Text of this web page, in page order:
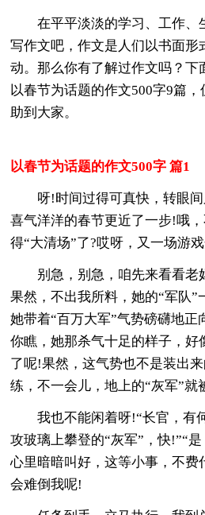
在平平淡淡的学习、工作、
写作文吧，作文是人们以书面形
动。那么你有了解过作文吗？下
以春节为话题的作文500字9篇
助到大家。
以春节为话题的作文500字 篇1
呀!时间过得可真快，转眼
喜气洋洋的春节更近了一步!哦
得“大清场”了?哎呀，又一场游
别急，别急，咱先来看看老
果然，不出我所料，她的“军队”
她带着“百万大军”气势磅礴地正
你瞧，她那杀气十足的样子，好
了呢!果然，这气势也不是装出
练，不一会儿，地上的“灰军”就
我也不能闲着呀!“长官，有
攻玻璃上攀登的“灰军”，快!”“
心里暗暗叫好，这等小事，不费
会难倒我呢!